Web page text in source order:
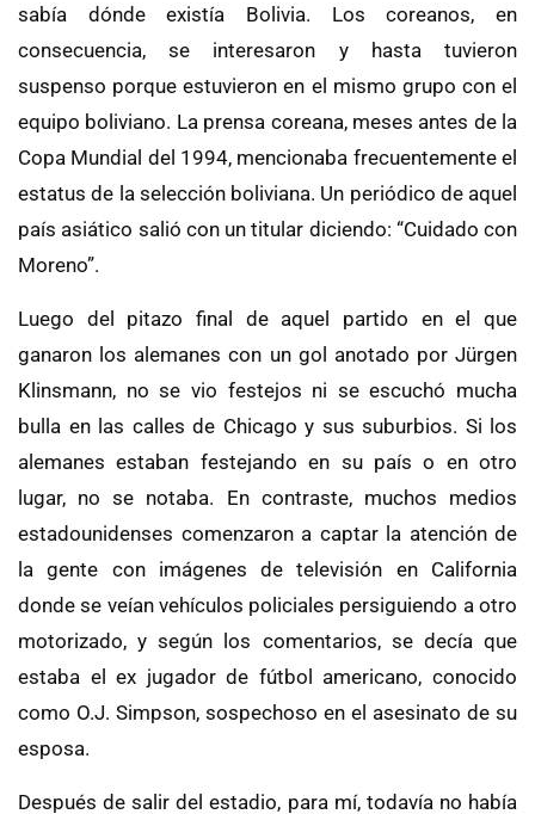
sabía dónde existía Bolivia. Los coreanos, en
consecuencia, se interesaron y hasta tuvieron
suspenso porque estuvieron en el mismo grupo con el
equipo boliviano. La prensa coreana, meses antes de la
Copa Mundial del 1994, mencionaba frecuentemente el
estatus de la selección boliviana. Un periódico de aquel
país asiático salió con un titular diciendo: “Cuidado con
Moreno”.
Luego del pitazo final de aquel partido en el que
ganaron los alemanes con un gol anotado por Jürgen
Klinsmann, no se vio festejos ni se escuchó mucha
bulla en las calles de Chicago y sus suburbios. Si los
alemanes estaban festejando en su país o en otro
lugar, no se notaba. En contraste, muchos medios
estadounidenses comenzaron a captar la atención de
la gente con imágenes de televisión en California
donde se veían vehículos policiales persiguiendo a otro
motorizado, y según los comentarios, se decía que
estaba el ex jugador de fútbol americano, conocido
como O.J. Simpson, sospechoso en el asesinato de su
esposa.
Después de salir del estadio, para mí, todavía no había